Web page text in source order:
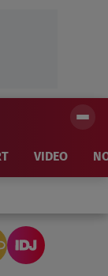
VIDEO